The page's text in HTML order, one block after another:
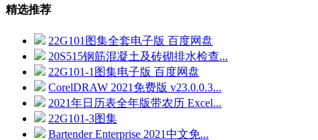
精选推荐
22G101图集全套电子版 百度网盘
20S515钢筋混凝土及砖砌排水检查...
22G101-1图集电子版 百度网盘
CorelDRAW 2021免费版 v23.0.0.3...
2021年日历表全年版带农历 Excel...
22G101-3图集
Bartender Enterprise 2021中文免...